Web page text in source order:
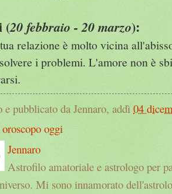
(20 febbraio - 20 marzo):
relazione è molto vicina
i problemi. L'amore non è
e pubblicato da Jennaro, addì 04
oroscopo oggi
Jennaro
Astrofilo amatoriale e astrologo per
Mi sono innamorato